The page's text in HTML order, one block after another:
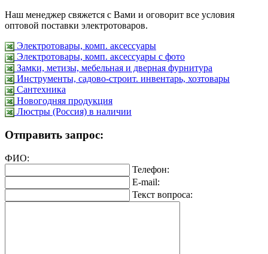
Наш менеджер свяжется с Вами и оговорит все условия
оптовой поставки электротоваров.
Электротовары, комп. аксессуары
Электротовары, комп. аксессуары с фото
Замки, метизы, мебельная и дверная фурнитура
Инструменты, садово-строит. инвентарь, хозтовары
Сантехника
Новогодняя продукция
Люстры (Россия) в наличии
Отправить запрос:
ФИО:
Телефон:
E-mail:
Текст вопроса: